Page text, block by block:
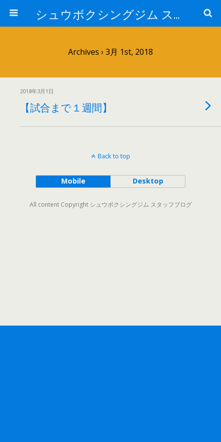
シュウボクシングジム スタッフブログ
Archives › 3月 1st, 2018
2018年3月1日
【試合まで１週間】
Back to top
Mobile Desktop
All content Copyright シュウボクシングジム スタッフブログ